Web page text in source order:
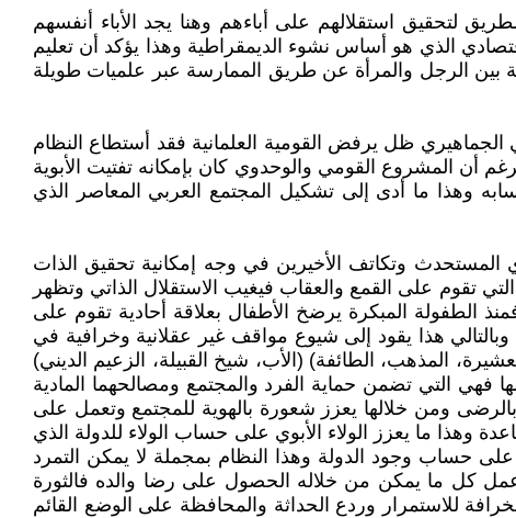
لتحقيق استقلالهم على أباءهم وهنا يجد الأباء أنفسهم
الذي هو أساس نشوء الديمقراطية وهذا يؤكد أن تعليم
بين الرجل والمرأة عن طريق الممارسة عبر علميات طويلة
ظل يرفض القومية العلمانية فقد أستطاع النظام
أن المشروع القومي والوحدوي كان بإمكانه تفتيت الأبوية
وهذا ما أدى إلى تشكيل المجتمع العربي المعاصر الذي
المستحدث وتكاتف الأخيرين في وجه إمكانية تحقيق الذات
تقوم على القمع والعقاب فيغيب الاستقلال الذاتي وتظهر
الطفولة المبكرة يرضخ الأطفال بعلاقة أحادية تقوم على
وبالتالي هذا يقود إلى شيوع مواقف غير عقلانية وخرافية في
المذهب، الطائفة) (الأب، شيخ القبيلة، الزعيم الديني)
فهي التي تضمن حماية الفرد والمجتمع ومصالحهما المادية
ومن خلالها يعزز شعورة بالهوية للمجتمع وتعمل على
وهذا ما يعزز الولاء الأبوي على حساب الولاء للدولة الذي
على حساب وجود الدولة وهذا النظام بمجملة لا يمكن التمرد
عمل كل ما يمكن من خلاله الحصول على رضا والده فالثورة
للاستمرار وردع الحداثة والمحافظة على الوضع القائم